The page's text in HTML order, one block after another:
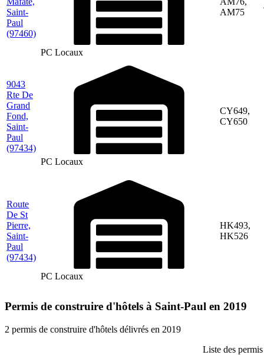
Saint-
Paul
(97460)
PC Locaux
AM75
9043
Rte De
Grand
Fond,
Saint-
Paul
(97434)
PC Locaux
CY649,
CY650
Route
De St
Pierre,
Saint-
Paul
(97434)
PC Locaux
HK493,
HK526
Permis de construire d'hôtels à Saint-Paul en 2019
2 permis de construire d'hôtels délivrés en 2019
Liste des